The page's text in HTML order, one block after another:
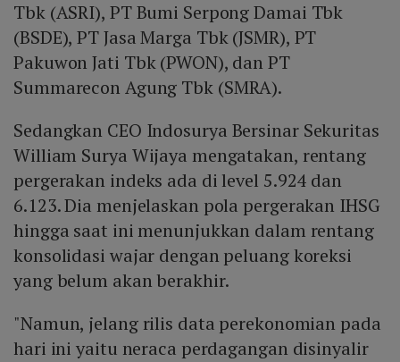
Tbk (ASRI), PT Bumi Serpong Damai Tbk
(BSDE), PT Jasa Marga Tbk (JSMR), PT
Pakuwon Jati Tbk (PWON), dan PT
Summarecon Agung Tbk (SMRA).
Sedangkan CEO Indosurya Bersinar Sekuritas
William Surya Wijaya mengatakan, rentang
pergerakan indeks ada di level 5.924 dan
6.123. Dia menjelaskan pola pergerakan IHSG
hingga saat ini menunjukkan dalam rentang
konsolidasi wajar dengan peluang koreksi
yang belum akan berakhir.
"Namun, jelang rilis data perekonomian pada
hari ini yaitu neraca perdagangan disinyalir